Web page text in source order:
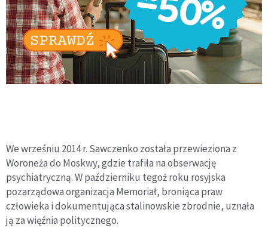
We wrześniu 2014 r. Sawczenko została przewieziona z
Woroneża do Moskwy, gdzie trafiła na obserwację
psychiatryczną. W październiku tegoż roku rosyjska
pozarządowa organizacja Memoriał, broniąca praw
człowieka i dokumentująca stalinowskie zbrodnie, uznała
ją za więźnia politycznego.